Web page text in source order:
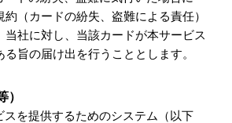
（カードの紛失、盗難による責任）
当社に対し、当該カードが本サービス
旨の届け出を行うこととします。
）
スを提供するためのシステム（以下